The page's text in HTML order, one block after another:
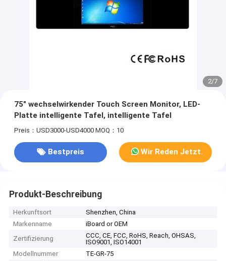
2/7
75" wechselwirkender Touch Screen Monitor, LED-
Platte intelligente Tafel, intelligente Tafel
Preis：USD3000-USD4000 MOQ：10
Bestpreis Wir Reden Jetzt.
Produkt-Beschreibung
Herkunftsort
Shenzhen, China
Markenname
iBoard or OEM
Zertifizierung
CCC, CE, FCC, RoHS, Reach, OHSAS,
ISO9001, ISO14001
Modellnummer
TE-GR-75